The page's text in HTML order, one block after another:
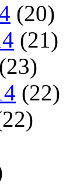
(20)
(21)
(23)
(22)